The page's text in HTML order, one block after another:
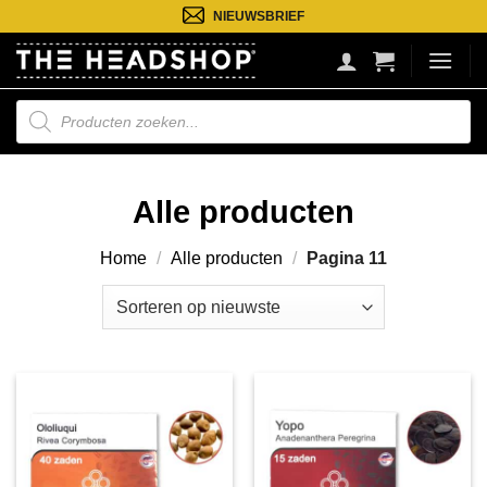
naar
inhoud
NIEUWSBRIEF
Producten
zoeken
Alle producten
Home / Alle producten / Pagina 11